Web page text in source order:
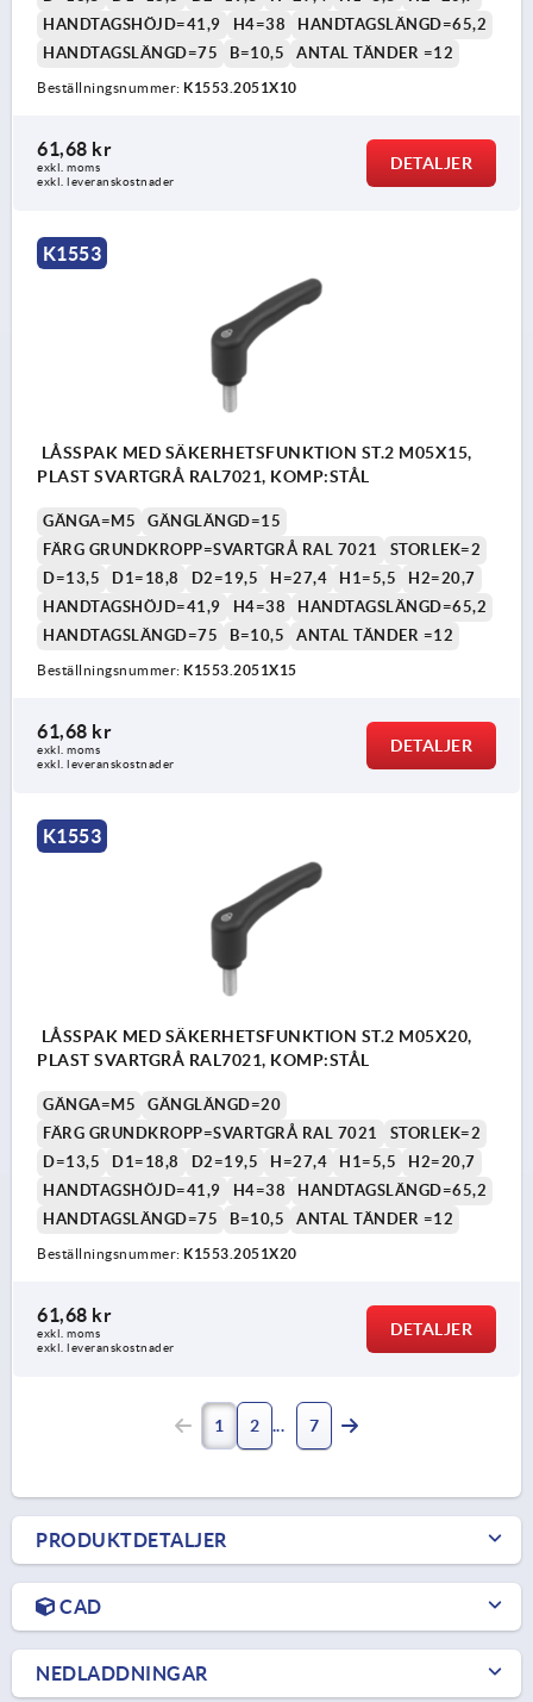
HANDTAGSHÖJD=41,9
H4=38
HANDTAGSLÄNGD=65,2
HANDTAGSLÄNGD=75
B=10,5 ANTAL TÄNDER =12
Beställningsnummer: K1553.2051X10
61,68 kr
exkl. moms
exkl. leveranskostnader
DETALJER
K1553
LÅSSPAK MED SÄKERHETSFUNKTION ST.2 M05X15,
PLAST SVARTGRÅ RAL7021, KOMP:STÅL
GÄNGA=M5
GÄNGLÄNGD=15
FÄRG GRUNDKROPP=SVARTGRÅ RAL 7021
STORLEK=2
D=13,5
D1=18,8 D2=19,5 H=27,4 H1=5,5
H2=20,7
HANDTAGSHÖJD=41,9
H4=38
HANDTAGSLÄNGD=65,2
HANDTAGSLÄNGD=75
B=10,5 ANTAL TÄNDER =12
Beställningsnummer: K1553.2051X15
61,68 kr
exkl. moms
exkl. leveranskostnader
DETALJER
K1553
LÅSSPAK MED SÄKERHETSFUNKTION ST.2 M05X20,
PLAST SVARTGRÅ RAL7021, KOMP:STÅL
GÄNGA=M5
GÄNGLÄNGD=20
FÄRG GRUNDKROPP=SVARTGRÅ RAL 7021
STORLEK=2
D=13,5
D1=18,8 D2=19,5 H=27,4 H1=5,5
H2=20,7
HANDTAGSHÖJD=41,9
H4=38
HANDTAGSLÄNGD=65,2
HANDTAGSLÄNGD=75
B=10,5 ANTAL TÄNDER =12
Beställningsnummer: K1553.2051X20
61,68 kr
exkl. moms
exkl. leveranskostnader
DETALJER
1 2 7
PRODUKTDETALJER
CAD
NEDLADDNINGAR